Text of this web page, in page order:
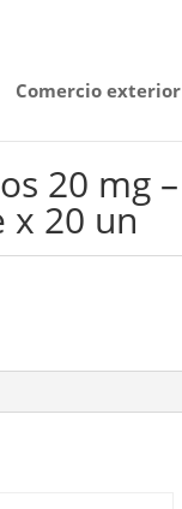
Comercio exterior
20 mg –
x 20 un